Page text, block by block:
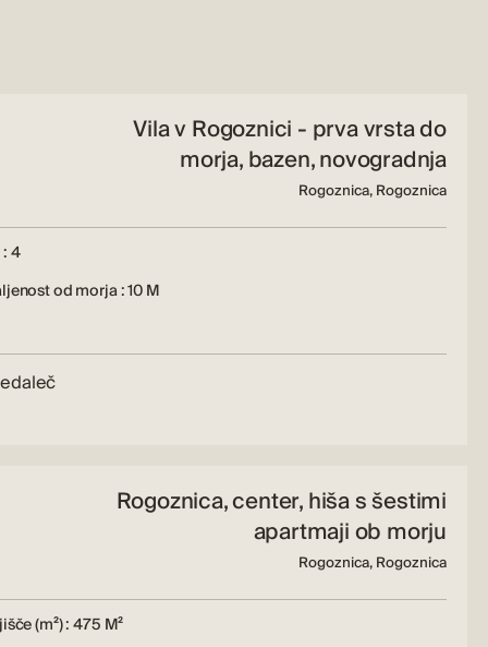
Vila v Rogoznici - prva vrsta do
morja, bazen, novogradnja
Rogoznica, Rogoznica
4
od morja : 10 M
Rogoznica, center, hiša s šestimi
apartmaji ob morju
Rogoznica, Rogoznica
(m²) : 475 M²